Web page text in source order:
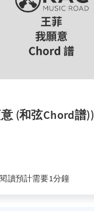
(和弦Chord譜))
讀預計需要1分鐘